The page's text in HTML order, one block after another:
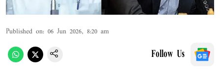
Published on: 06 Jun 2026, 8:20 am
Follow Us